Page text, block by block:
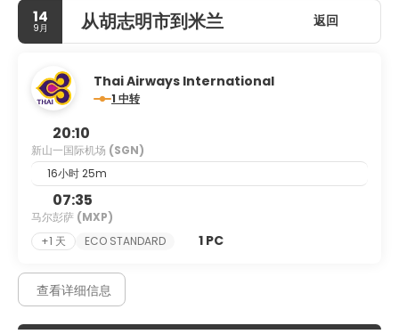
14
9月 从胡志明市到米兰 返回
Thai Airways International
1 中转
20:10
新山一国际机场 (SGN)
16小时 25m
07:35
马尔彭萨 (MXP)
+1 天
ECO STANDARD 1 PC
查看详细信息